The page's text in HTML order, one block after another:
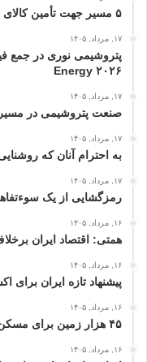
۵ مسیر جهت تأمین کالای ضروری بدون انتظار برای ساخت بندر جدید
۱۷, مرداد, ۱۴۰۵
Energy ۲۰۲۶
۱۷, مرداد, ۱۴۰۵
صنعت پتروشیمی در مسیر
۱۷, مرداد, ۱۴۰۵
به احترام آنان که
۱۷, مرداد, ۱۴۰۵
رمزگشایی از یک
۱۶, مرداد, ۱۴۰۵
همتی: اقتصاد ایران
۱۶, مرداد, ۱۴۰۵
پیشنهاد تازه ایران برای
۱۶, مرداد, ۱۴۰۵
۴۵ هزار زمین برای مسکن محرومان تأمین شد
۱۶, مرداد, ۱۴۰۵